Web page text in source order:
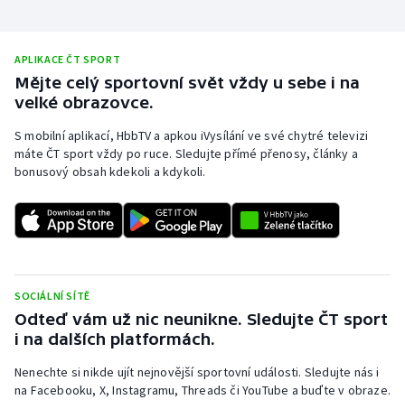
Ragby
Rychlobruslení
Rychlostní kanoistika
Short track
Sportovní střelba
Triatlon
Vodní slalom
APLIKACE ČT SPORT
Mějte celý sportovní svět vždy u sebe i na
velké obrazovce.
S mobilní aplikací, HbbTV a apkou iVysílání ve své chytré televizi
máte ČT sport vždy po ruce. Sledujte přímé přenosy, články a
bonusový obsah kdekoli a kdykoli.
SOCIÁLNÍ SÍTĚ
Odteď vám už nic neunikne. Sledujte ČT sport
i na dalších platformách.
Nenechte si nikde ujít nejnovější sportovní události. Sledujte nás i
na Facebooku, X, Instagramu, Threads či YouTube a buďte v obraze.